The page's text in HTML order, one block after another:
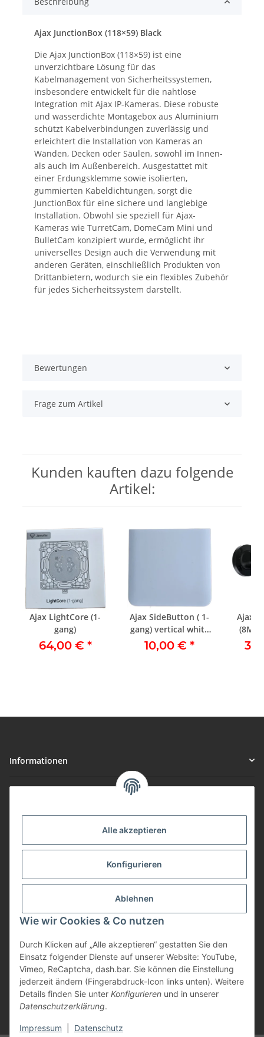
Alle akzeptieren
Konfigurieren
Ablehnen
Wie wir Cookies & Co nutzen
Durch Klicken auf „Alle akzeptieren“ gestatten Sie den
Einsatz folgender Dienste auf unserer Website: YouTube,
Vimeo, ReCaptcha, dash.bar. Sie können die Einstellung
jederzeit ändern (Fingerabdruck-Icon links unten). Weitere
Details finden Sie unter Konfigurieren und in unserer
Datenschutzerklärung.
Impressum Datenschutz
Ajax JunctionBox (118×59) Black
Die Ajax JunctionBox (118×59) ist eine
unverzichtbare Lösung für das
Kabelmanagement von Sicherheitssystemen,
insbesondere entwickelt für die nahtlose
Integration mit Ajax IP-Kameras. Diese robuste
und wasserdichte Montagebox aus Aluminium
schützt Kabelverbindungen zuverlässig und
erleichtert die Installation von Kameras an
Wänden, Decken oder Säulen, sowohl im Innen-
als auch im Außenbereich. Ausgestattet mit
einer Erdungsklemme sowie isolierten,
gummierten Kabeldichtungen, sorgt die
JunctionBox für eine sichere und langlebige
Installation. Obwohl sie speziell für Ajax-
Kameras wie TurretCam, DomeCam Mini und
BulletCam konzipiert wurde, ermöglicht ihr
universelles Design auch die Verwendung mit
anderen Geräten, einschließlich Produkten von
Drittanbietern, wodurch sie ein flexibles Zubehör
für jedes Sicherheitssystem darstellt.
Bewertungen
Frage zum Artikel
Kunden kauften dazu folgende
Artikel:
Ajax LightCore (1-
gang)
64,00 € *
Ajax SideButton ( 1-
gang) vertical white
(Cover)
10,00 €*
Ajax
Informationen
Gute Preis/Leistung
viele Zahlungsarten
Günstige Versandkosten
Zahlungsarten